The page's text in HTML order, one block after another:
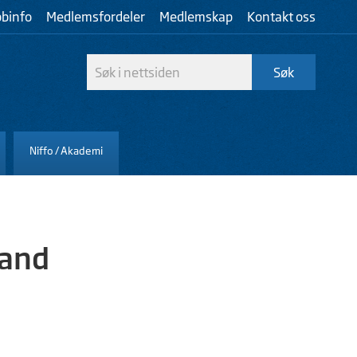
Medlemsfordeler Medlemskap Kontakt oss
Niffo / Akademi